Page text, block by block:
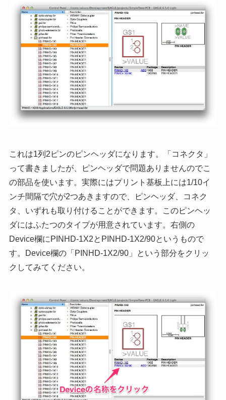
これは1列2ピンのピンヘッダになります。「コネクタ」
って書きましたが、ピンヘッダで問題ありませんのでこ
の部品を使います。実際にはプリント基板上には1/10イ
ンチ間隔で穴が2つあきますので、ピンヘッダ、コネク
タ、いずれも取り付けることができます。このピンヘッ
ダにはふたつのタイプが用意されています。右側の
Device欄にPINHD-1X2とPINHD-1X2/90というもので
す。Device欄の「PINHD-1X2/90」という部分をクリッ
クしてみてください。